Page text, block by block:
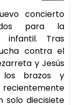
concierto
para la
infantil. Tras
contra el
y Jesús
los brazos y
solo diecisiete